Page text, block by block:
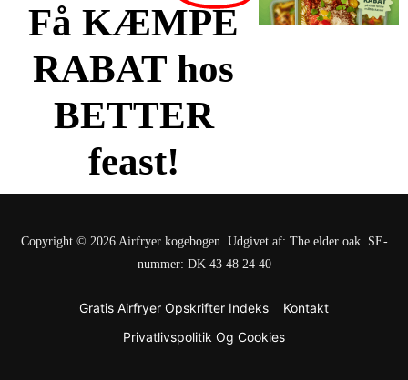
Få KÆMPE
RABAT hos
BETTER
feast!
Copyright © 2026 Airfryer kogebogen. Udgivet af: The elder oak. SE-
nummer: DK 43 48 24 40
Gratis Airfryer Opskrifter Indeks
Kontakt
Privatlivspolitik Og Cookies